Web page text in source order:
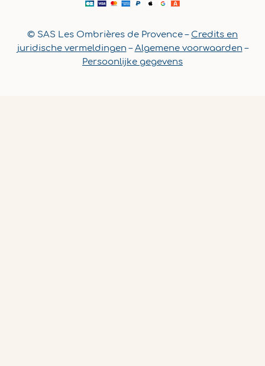
© SAS Les Ombrières de Provence – Credits en
juridische vermeldingen –Algemene voorwaarden –
Persoonlijke gegevens